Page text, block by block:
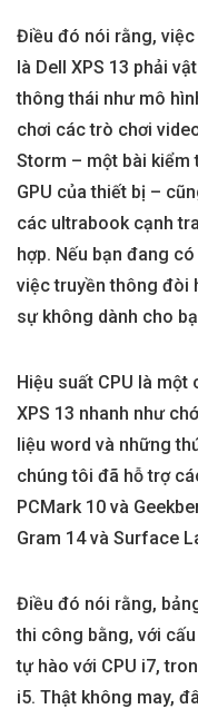
Điều đó nói rằng, việc
là Dell XPS 13 phải
thông thái như mô
chơi các trò chơi
Storm – một bài kiểm
GPU của thiết bị –
các ultrabook cạnh
hợp. Nếu bạn đang
việc truyền thông đòi
sự không dành cho
Hiệu suất CPU là một
XPS 13 nhanh như
liệu word và những
chúng tôi đã hỗ trợ
PCMark 10 và
Gram 14 và Surface
Điều đó nói rằng,
thi công bằng, với
tự hào với CPU i7,
i5. Thật không may,